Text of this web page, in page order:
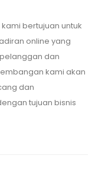
bertujuan untuk
online yang
dan
kami akan
dan
tujuan bisnis